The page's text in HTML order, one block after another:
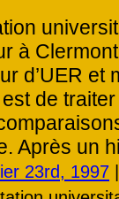
à
d’UER et
de
Après un
23rd, 1997